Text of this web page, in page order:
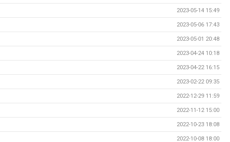
2023-05-14 15:49
2023-05-06 17:43
2023-05-01 20:48
2023-04-24 10:18
2023-04-22 16:15
2023-02-22 09:35
2022-12-29 11:59
2022-11-12 15:00
2022-10-23 18:08
2022-10-08 18:00